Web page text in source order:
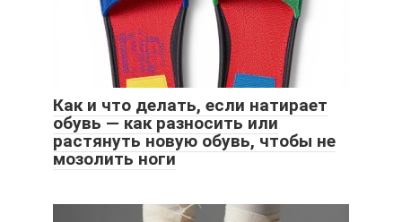
Как и что делать, если натирает
обувь — как разносить или
растянуть новую обувь, чтобы не
мозолить ноги